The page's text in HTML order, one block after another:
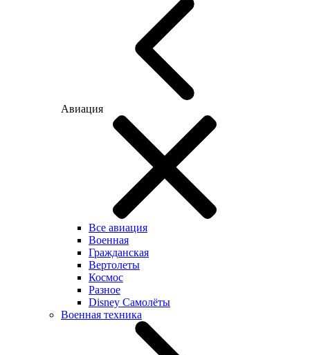
Авиация
Все авиация
Военная
Гражданская
Вертолеты
Космос
Разное
Disney Самолёты
Военная техника